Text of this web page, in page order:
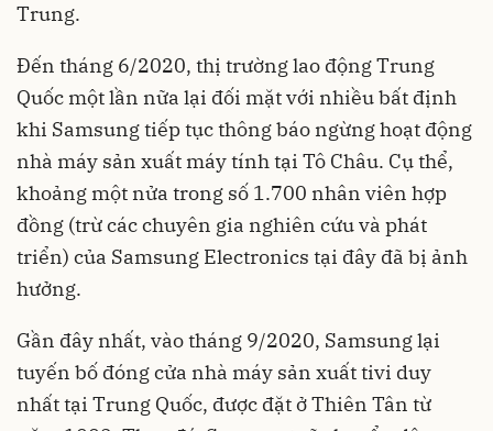
Trung.
Đến tháng 6/2020, thị trường lao động Trung
Quốc một lần nữa lại đối mặt với nhiều bất định
khi Samsung tiếp tục thông báo ngừng hoạt động
nhà máy sản xuất máy tính tại Tô Châu. Cụ thể,
khoảng một nửa trong số 1.700 nhân viên hợp
đồng (trừ các chuyên gia nghiên cứu và phát
triển) của Samsung Electronics tại đây đã bị ảnh
hưởng.
Gần đây nhất, vào tháng 9/2020, Samsung lại
tuyến bố đóng cửa nhà máy sản xuất tivi duy
nhất tại Trung Quốc, được đặt ở Thiên Tân từ